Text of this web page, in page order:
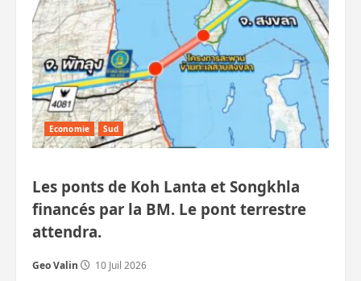
Economie Sud
Les ponts de Koh Lanta et Songkhla
financés par la BM. Le pont terrestre
attendra.
Geo Valin 10 Juil 2026